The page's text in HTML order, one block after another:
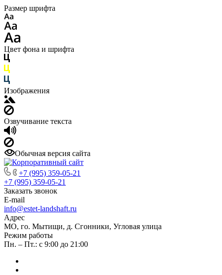
Размер шрифта
Цвет фона и шрифта
Изображения
Озвучивание текста
Обычная версия сайта
+7 (995) 359-05-21
+7 (995) 359-05-21
Заказать звонок
E-mail
info@estet-landshaft.ru
Адрес
МО, го. Мытищи, д. Сгонники, Угловая улица
Режим работы
Пн. – Пт.: с 9:00 до 21:00